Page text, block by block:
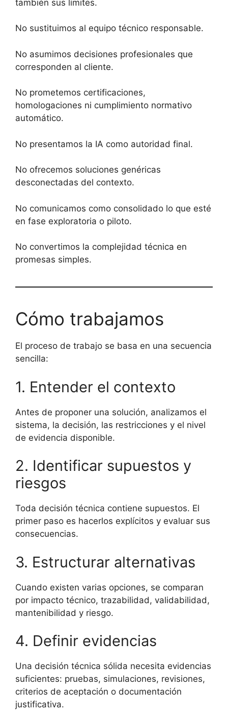
también sus límites.
No sustituimos al equipo técnico responsable.
No asumimos decisiones profesionales que
corresponden al cliente.
No prometemos certificaciones,
homologaciones ni cumplimiento normativo
automático.
No presentamos la IA como autoridad final.
No ofrecemos soluciones genéricas
desconectadas del contexto.
No comunicamos como consolidado lo que esté
en fase exploratoria o piloto.
No convertimos la complejidad técnica en
promesas simples.
Cómo trabajamos
El proceso de trabajo se basa en una secuencia
sencilla:
1. Entender el contexto
Antes de proponer una solución, analizamos el
sistema, la decisión, las restricciones y el nivel
de evidencia disponible.
2. Identificar supuestos y
riesgos
Toda decisión técnica contiene supuestos. El
primer paso es hacerlos explícitos y evaluar sus
consecuencias.
3. Estructurar alternativas
Cuando existen varias opciones, se comparan
por impacto técnico, trazabilidad, validabilidad,
mantenibilidad y riesgo.
4. Definir evidencias
Una decisión técnica sólida necesita evidencias
suficientes: pruebas, simulaciones, revisiones,
criterios de aceptación o documentación
justificativa.